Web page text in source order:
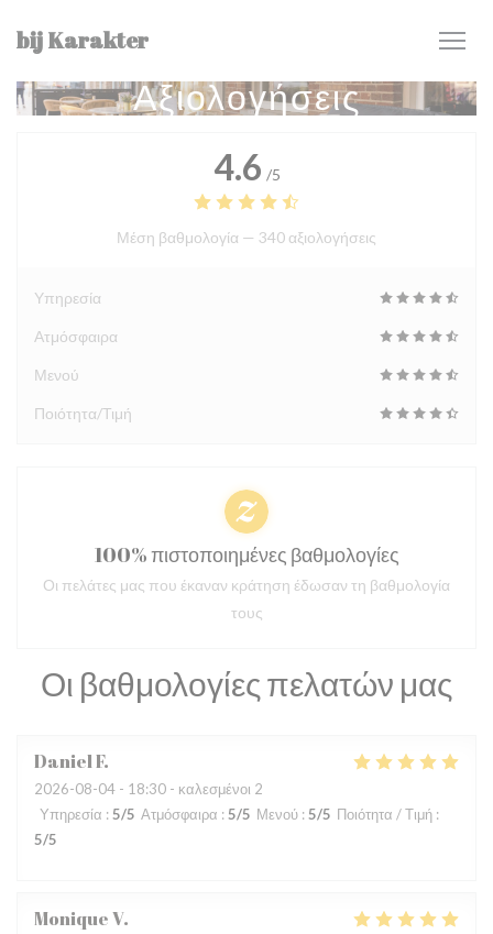
bij Karakter
Αξιολογήσεις
Οι βαθμολογίες πελατών μας
DanielF
2026-08-04 - 18:30 - καλεσμένοι 2
Υπηρεσία : 5/5 Ατμόσφαιρα : 5/5 Μενού : 5/5 Ποιότητα / Τιμή :
5/5
MoniqueV
4.6 /5
Μέση βαθμολογία — 340 αξιολογήσεις
Υπηρεσία
Ατμόσφαιρα
Μενού
Ποιότητα/Τιμή
100% πιστοποιημένες βαθμολογίες
Οι πελάτες μας που έκαναν κράτηση έδωσαν τη βαθμολογία
τους